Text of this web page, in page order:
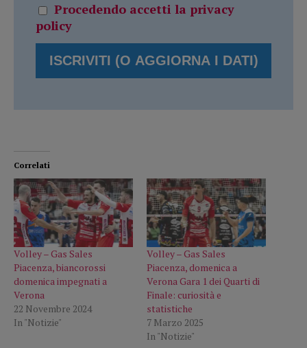
Procedendo accetti la privacy
policy
Correlati
Volley – Gas Sales
Piacenza, biancorossi
domenica impegnati a
Verona
22 Novembre 2024
In "Notizie"
Volley – Gas Sales
Piacenza, domenica a
Verona Gara 1 dei Quarti di
Finale: curiosità e
statistiche
7 Marzo 2025
In "Notizie"